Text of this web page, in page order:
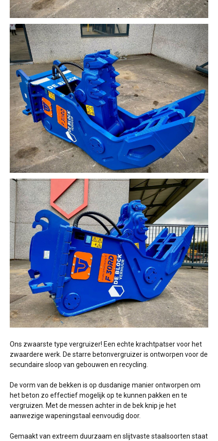
Ons zwaarste type vergruizer! Een echte krachtpatser voor het
zwaardere werk. De starre betonvergruizer is ontworpen voor de
secundaire sloop van gebouwen en recycling.
De vorm van de bekken is op dusdanige manier ontworpen om
het beton zo effectief mogelijk op te kunnen pakken en te
vergruizen. Met de messen achter in de bek knip je het
aanwezige wapeningstaal eenvoudig door.
Gemaakt van extreem duurzaam en slijtvaste staalsoorten staat